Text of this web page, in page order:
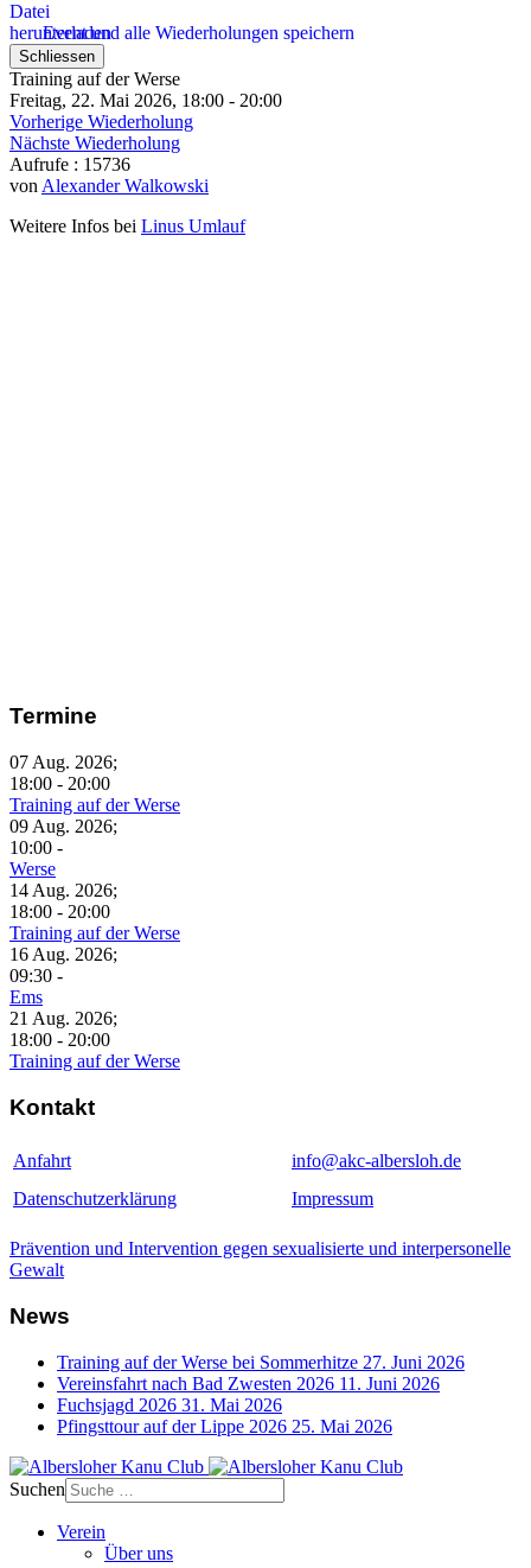
Event und alle Wiederholungen speichern
Schliessen
Training auf der Werse
Freitag, 22. Mai 2026, 18:00 - 20:00
Vorherige Wiederholung
Nächste Wiederholung
Aufrufe : 15736
von Alexander Walkowski
Weitere Infos bei Linus Umlauf
Termine
07 Aug. 2026;
18:00 - 20:00
Training auf der Werse
09 Aug. 2026;
10:00 -
Werse
14 Aug. 2026;
18:00 - 20:00
Training auf der Werse
16 Aug. 2026;
09:30 -
Ems
21 Aug. 2026;
18:00 - 20:00
Training auf der Werse
Kontakt
Anfahrt
info@akc-albersloh.de
Datenschutzerklärung
Impressum
Prävention und Intervention gegen sexualisierte und interpersonelle
Gewalt
News
Training auf der Werse bei Sommerhitze 27. Juni 2026
Vereinsfahrt nach Bad Zwesten 2026 11. Juni 2026
Fuchsjagd 2026 31. Mai 2026
Pfingsttour auf der Lippe 2026 25. Mai 2026
Suchen
Verein
Über uns